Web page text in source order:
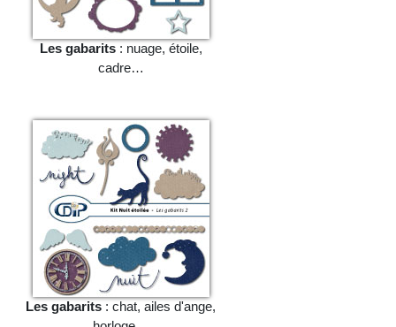
Les gabarits: nuage, étoile,
cadre…
Les gabarits : chat, ailes d'ange,